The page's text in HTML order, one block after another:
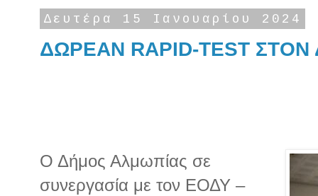
Δευτέρα 15 Ιανουαρίου 2024
ΔΩΡΕΑΝ RAPID-TEST
Ο Δήμος Αλμωπίας σε
συνεργασία με τον ΕΟΔΥ –